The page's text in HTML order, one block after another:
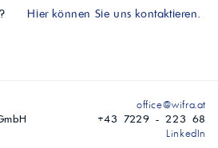
Hier können Sie uns kontaktieren.
office@wifra.at
+43 7229 - 223 68
LinkedIn